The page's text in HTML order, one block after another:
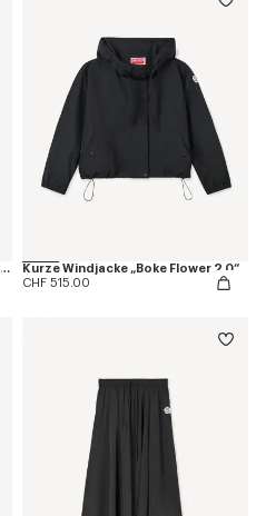
MagSafe-Doppelring „Boke Flower 2.0“
Kurze Windjacke „Boke Flower 2.0“
CHF 515.00